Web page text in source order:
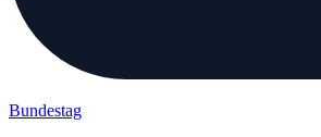
Bundestag